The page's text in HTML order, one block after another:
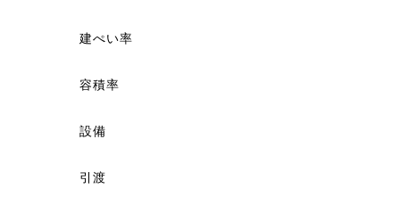
建ぺい率
容積率
設備
引渡